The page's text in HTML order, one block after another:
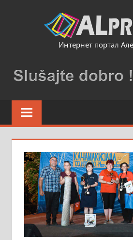
Интернет портал